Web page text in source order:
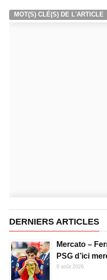
MOT(S) CLÉ(S) DE L'ARTICLE
DERNIERS ARTICLES
Mercato –
PSG d’ici
8 août 2026